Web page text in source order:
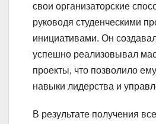
свои организаторские
руководя студенческими
инициативами. Он
успешно реализовывал
проекты, что позволило
навыки лидерства и
В результате получения